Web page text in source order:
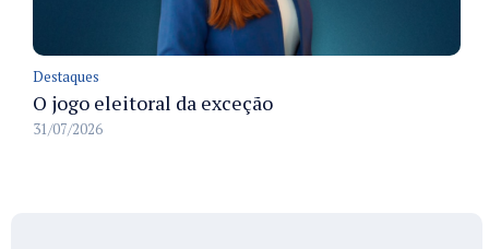
Destaques
O jogo eleitoral da exceção
31/07/2026